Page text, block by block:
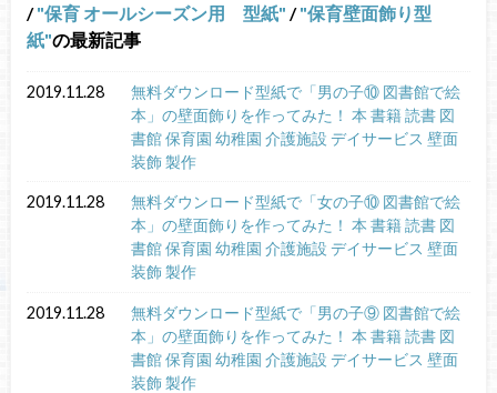
/ 保育 オールシーズン用 型紙 / 保育壁面飾り型
紙 の最新記事
2019.11.28
無料ダウンロード型紙で「男の子⑩ 図書館で絵
本」の壁面飾りを作ってみた！ 本 書籍 読書 図
書館 保育園 幼稚園 介護施設 デイサービス 壁面
装飾 製作
2019.11.28
無料ダウンロード型紙で「女の子⑩ 図書館で絵
本」の壁面飾りを作ってみた！ 本 書籍 読書 図
書館 保育園 幼稚園 介護施設 デイサービス 壁面
装飾 製作
2019.11.28
無料ダウンロード型紙で「男の子⑨ 図書館で絵
本」の壁面飾りを作ってみた！ 本 書籍 読書 図
書館 保育園 幼稚園 介護施設 デイサービス 壁面
装飾 製作